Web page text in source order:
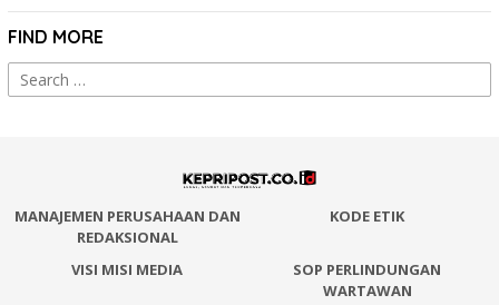
FIND MORE
Search
for:
MANAJEMEN PERUSAHAAN DAN
REDAKSIONAL
KODE ETIK
VISI MISI MEDIA
SOP PERLINDUNGAN
WARTAWAN